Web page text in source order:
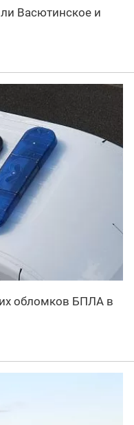
Васютинское и
обломков БПЛА в